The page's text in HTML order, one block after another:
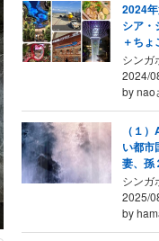
2024
シア・
＋ち
【第1
シンガ
2024/
by nao
（１
い都
妻、孫
５年８
シンガ
2025/
by